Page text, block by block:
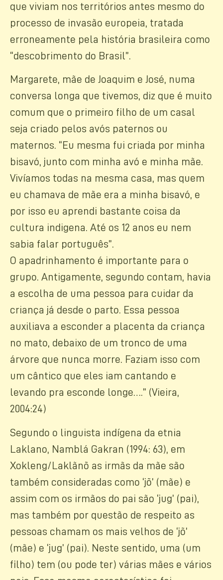
que viviam nos territórios antes mesmo do
processo de invasão europeia, tratada
erroneamente pela história brasileira como
“descobrimento do Brasil”.
Margarete, mãe de Joaquim e José, numa
conversa longa que tivemos, diz que é muito
comum que o primeiro filho de um casal
seja criado pelos avós paternos ou
maternos. “Eu mesma fui criada por minha
bisavó, junto com minha avó e minha mãe.
Vivíamos todas na mesma casa, mas quem
eu chamava de mãe era a minha bisavó, e
por isso eu aprendi bastante coisa da
cultura indigena. Até os 12 anos eu nem
sabia falar português”.
O apadrinhamento é importante para o
grupo. Antigamente, segundo contam, havia
a escolha de uma pessoa para cuidar da
criança já desde o parto. Essa pessoa
auxiliava a esconder a placenta da criança
no mato, debaixo de um tronco de uma
árvore que nunca morre. Faziam isso com
um cântico que eles iam cantando e
levando pra esconde longe….” (Vieira,
2004:24)
Segundo o linguista indígena da etnia
Laklano, Namblá Gakran (1994: 63), em
Xokleng/Laklãnõ as irmãs da mãe são
também consideradas como ‘jõ’ (mãe) e
assim com os irmãos do pai são ‘jug’ (pai),
mas também por questão de respeito as
pessoas chamam os mais velhos de ‘jõ’
(mãe) e ‘jug’ (pai). Neste sentido, uma (um
filho) tem (ou pode ter) várias mães e vários